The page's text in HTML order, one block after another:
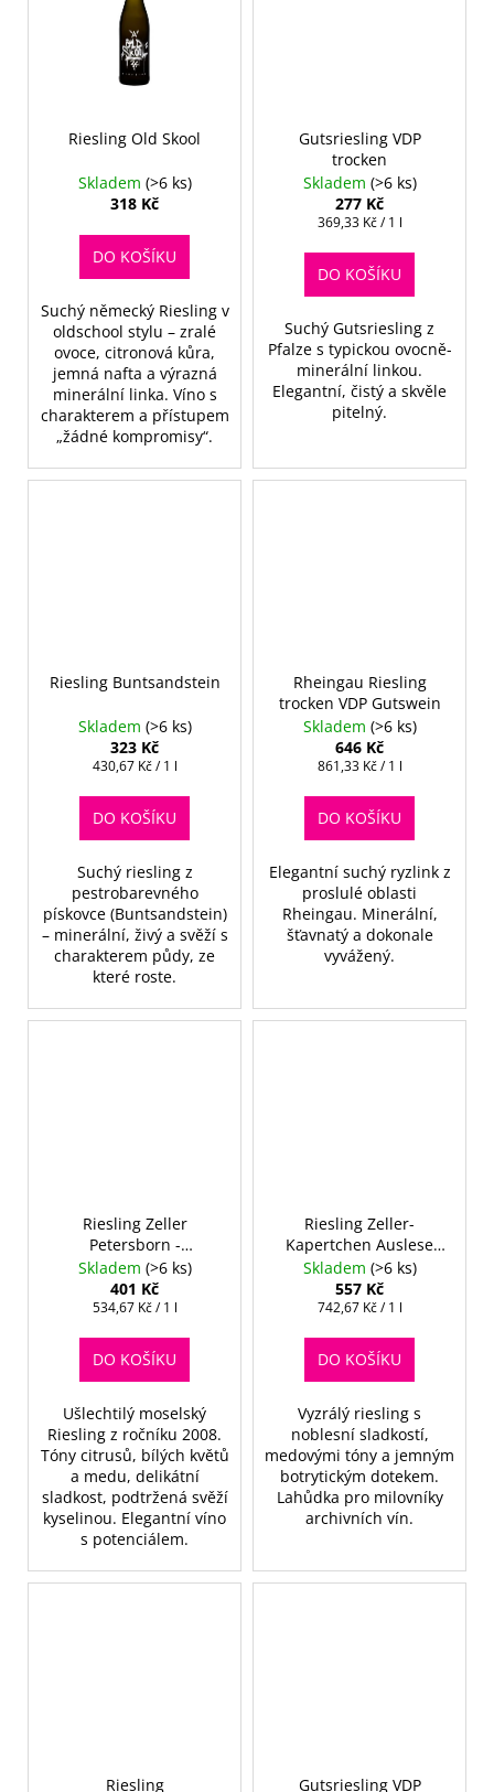
Riesling Old Skool
Skladem (>6 ks)
318 Kč
DO KOŠÍKU
Suchý německý Riesling v
oldschool stylu – zralé
ovoce, citronová kůra,
jemná nafta a výrazná
minerální linka. Víno s
charakterem a přístupem
„žádné kompromisy“.
Gutsriesling VDP
trocken
Skladem (>6 ks)
277 Kč
Měrná
369,33 Kč / 1 l
DO KOŠÍKU
Suchý Gutsriesling z
Pfalze s typickou ovocně-
minerální linkou.
Elegantní, čistý a skvěle
pitelný.
Riesling Buntsandstein
Skladem (>6 ks)
323 Kč
Měrná
430,67 Kč / 1 l
DO KOŠÍKU
Suchý riesling z
pestrobarevného
pískovce (Buntsandstein)
– minerální, živý a svěží s
charakterem půdy, ze
které roste.
Rheingau Riesling
trocken VDP Gutswein
Skladem (>6 ks)
646 Kč
Měrná
861,33 Kč / 1 l
DO KOŠÍKU
Elegantní suchý ryzlink z
proslulé oblasti
Rheingau. Minerální,
šťavnatý a dokonale
vyvážený.
Riesling Zeller
Petersborn -
Kapertchen 2008 -
Spätlese
Skladem (>6 ks)
401 Kč
Měrná
534,67 Kč / 1 l
DO KOŠÍKU
Ušlechtilý moselský
Riesling z ročníku 2008.
Tóny citrusů, bílých květů
a medu, delikátní
sladkost, podtržená svěží
kyselinou. Elegantní víno
s potenciálem.
Riesling Zeller-
Kapertchen Auslese
2010
Skladem (>6 ks)
557 Kč
Měrná
742,67 Kč / 1 l
DO KOŠÍKU
Vyzrálý riesling s
noblesní sladkostí,
medovými tóny a jemným
botrytickým dotekem.
Lahůdka pro milovníky
archivních vín.
Riesling Gutsriesling VDP